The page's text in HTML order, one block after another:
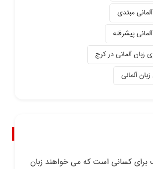
مبتدی
پیشرفته
زبان آلمانی در کرج
آلمانی
برای کسانی است که می خواهند زبان